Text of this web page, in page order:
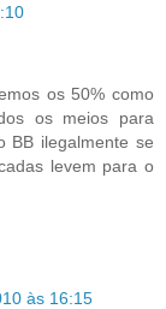
os 50% como
os meios para
BB ilegalmente se
levem para o
às 16:15